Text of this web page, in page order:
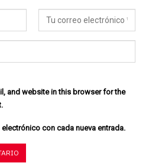
and website in this browser for the
electrónico con cada nueva entrada.